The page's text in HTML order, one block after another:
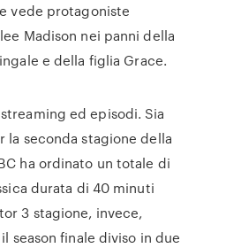
vede protagoniste
Madison nei panni della
e della figlia Grace.
ed episodi. Sia
la seconda stagione della
ha ordinato un totale di
durata di 40 minuti
3 stagione, invece,
season finale diviso in due